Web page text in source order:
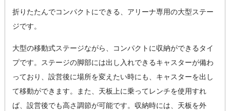
折りたたんでコンパクトにできる、アリーナ専用の大型ステー
ジです。
大型の移動式ステージながら、コンパクトに収納ができるタイ
プです。ステージの脚部には出し入れできるキャスターが備わ
っており、設営後に場所を変えたい時にも、キャスターを出し
て移動ができます。また、天板上に乗ってレンチを使用すれ
ば、設営後でも高さ調節が可能です。収納時には、天板を外